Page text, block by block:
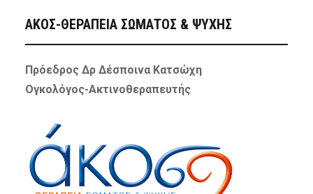
ΑΚΟΣ-ΘΕΡΑΠΕΙΑ ΣΩΜΑΤΟΣ & ΨΥΧΗΣ
Πρόεδρος Δρ Δέσποινα Κατσώχη
Ογκολόγος-Ακτινοθεραπευτής